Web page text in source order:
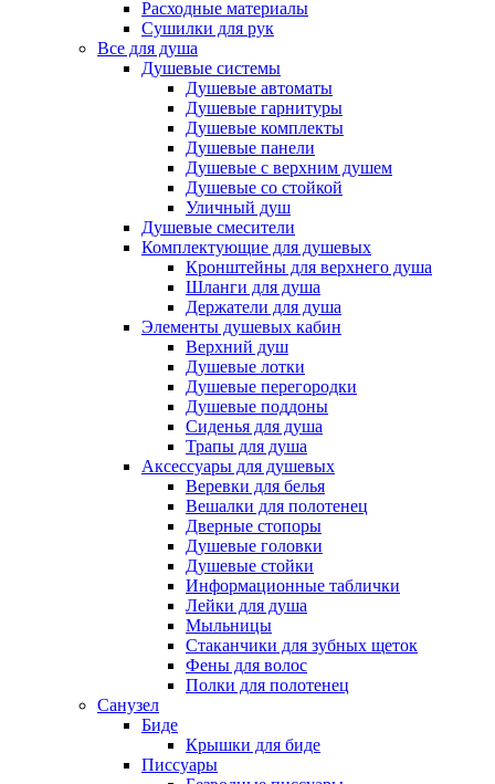
Расходные материалы
Сушилки для рук
Все для душа
Душевые системы
Душевые автоматы
Душевые гарнитуры
Душевые комплекты
Душевые панели
Душевые с верхним душем
Душевые со стойкой
Уличный душ
Душевые смесители
Комплектующие для душевых
Кронштейны для верхнего душа
Шланги для душа
Держатели для душа
Элементы душевых кабин
Верхний душ
Душевые лотки
Душевые перегородки
Душевые поддоны
Сиденья для душа
Трапы для душа
Аксессуары для душевых
Веревки для белья
Вешалки для полотенец
Дверные стопоры
Душевые головки
Душевые стойки
Информационные таблички
Лейки для душа
Мыльницы
Стаканчики для зубных щеток
Фены для волос
Полки для полотенец
Санузел
Биде
Крышки для биде
Писсуары